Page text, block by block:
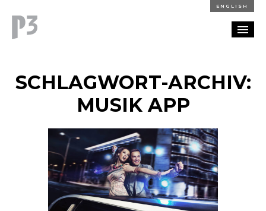
ENGLISH
KARRIERE
KONTAKT
SCHLAGWORT-ARCHIV:
MUSIK APP